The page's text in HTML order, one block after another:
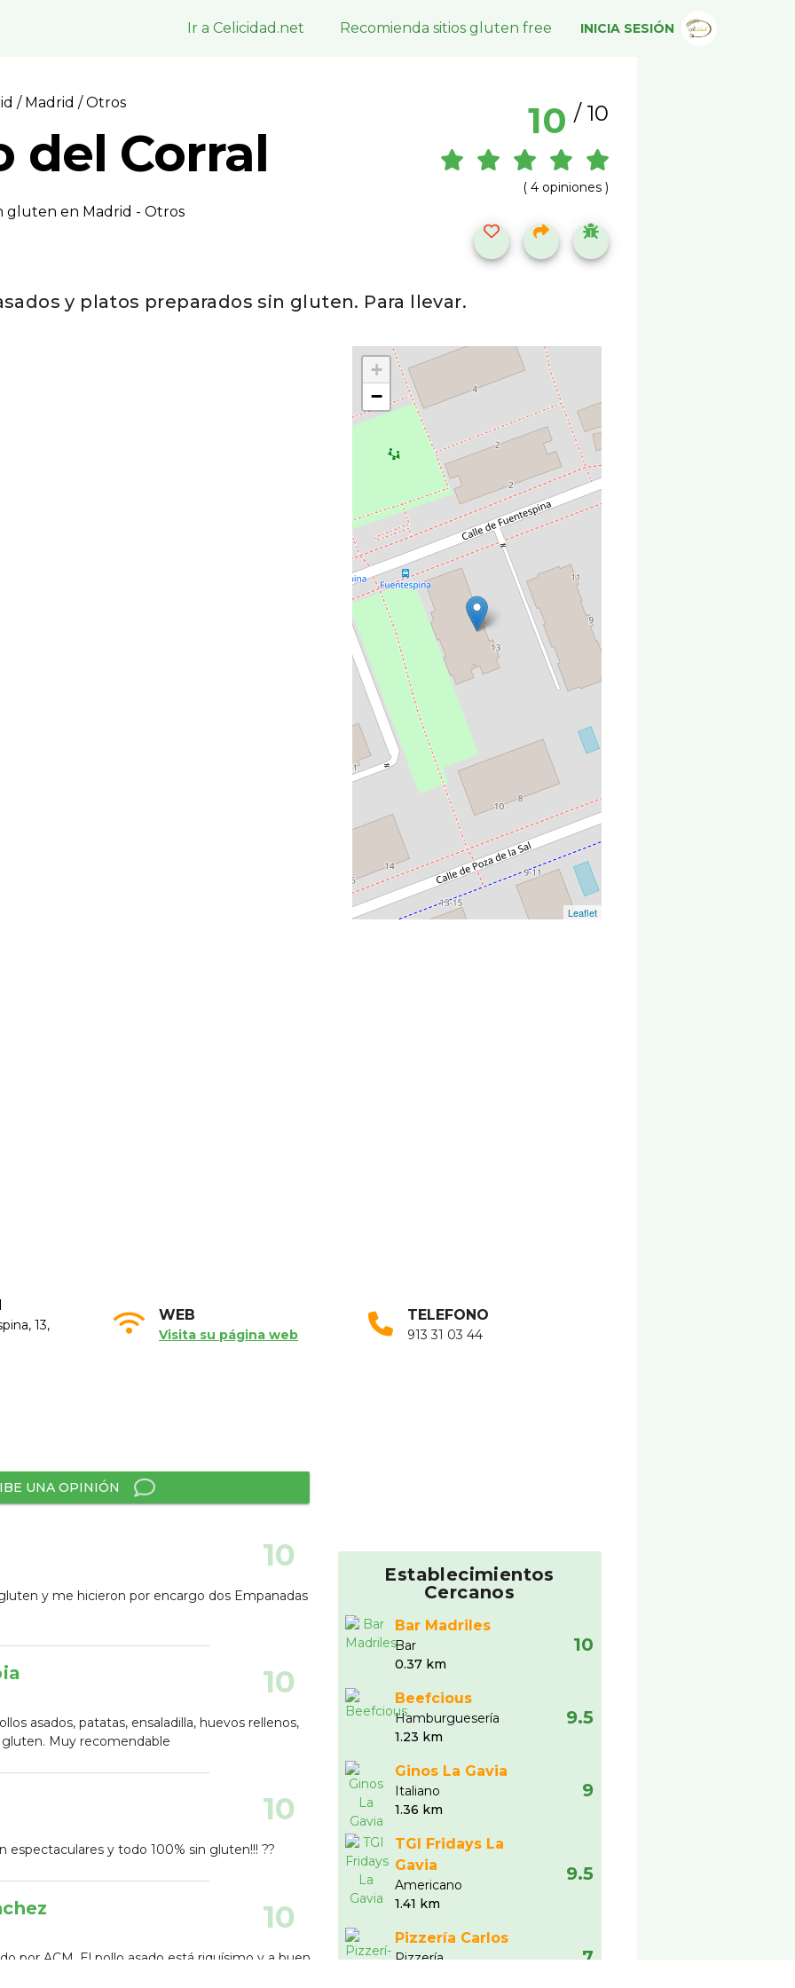
Ir a Celicidad.net Recomienda sitios gluten free INICIA SESIÓN
/ Madrid / Otros
del Corral
gluten en Madrid - Otros
10 / 10
( 4 opiniones )
y platos preparados sin gluten. Para llevar.
+
−
Leaflet
13,
WEB
Visita su página web
TELEFONO
913 31 03 44
UNA OPINIÓN
10
y me hicieron por encargo dos Empanadas
10
asados, patatas, ensaladilla, huevos rellenos,
gluten. Muy recomendable
10
espectaculares y todo 100% sin gluten!!! ??
10
por ACM. El pollo asado está riquísimo y a buen
Establecimientos
Cercanos
Bar Madriles
Bar
0.37 km
10
Beefcious
Hamburgueserí­a
1.23 km
9.5
Ginos La Gavia
Italiano
1.36 km
9
TGI Fridays La
Gavia
Americano
1.41 km
9.5
Pizzerí­a Carlos
Pizzerí­a
7